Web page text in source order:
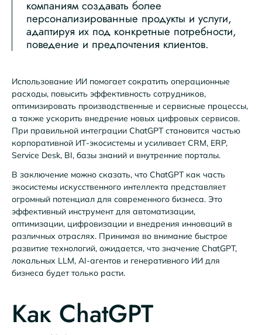
компаниям создавать более
персонализированные продукты и услуги,
адаптируя их под конкретные потребности,
поведение и предпочтения клиентов.
Использование ИИ помогает сократить операционные
расходы, повысить эффективность сотрудников,
оптимизировать производственные и сервисные процессы,
а также ускорить внедрение новых цифровых сервисов.
При правильной интеграции ChatGPT становится частью
корпоративной ИТ-экосистемы и усиливает CRM, ERP,
Service Desk, BI, базы знаний и внутренние порталы.
В заключение можно сказать, что ChatGPT как часть
экосистемы искусственного интеллекта представляет
огромный потенциал для современного бизнеса. Это
эффективный инструмент для автоматизации,
оптимизации, цифровизации и внедрения инноваций в
различных отраслях. Принимая во внимание быстрое
развитие технологий, ожидается, что значение ChatGPT,
локальных LLM, AI-агентов и генеративного ИИ для
бизнеса будет только расти.
Как ChatGPT